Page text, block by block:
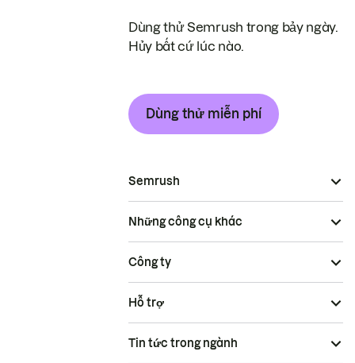
Dùng thử Semrush trong bảy ngày.
Hủy bất cứ lúc nào.
Dùng thử miễn phí
Semrush
Những công cụ khác
Công ty
Hỗ trợ
Tin tức trong ngành